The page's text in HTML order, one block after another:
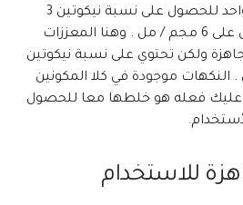
ببساطة إلى إضافة معزز واحد للحصول على نسبة نيكوتين 3
مجم / مل واثنتين للحصول على 6 مجم / مل . وهنا المعززات
ولكن تحتوي على نسبة نيكوتين
مجم / مل . النكهات موجودة في كلا المكونين
عليك فعله هو خلطها معا للحصول